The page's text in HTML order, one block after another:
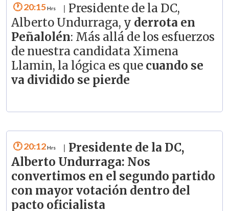
20:15
Presidente de la DC,
Alberto Undurraga, y derrota en
Peñalolén: Más allá de los esfuerzos
de nuestra candidata Ximena
Llamin, la lógica es que cuando se
va dividido se pierde
20:12
Presidente de la DC,
Alberto Undurraga: Nos
convertimos en el segundo partido
con mayor votación dentro del
pacto oficialista